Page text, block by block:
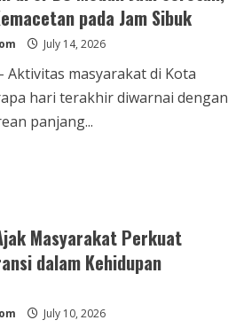
pada Jam Sibuk
July 14, 2026
Aktivitas masyarakat di Kota
hari terakhir diwarnai dengan
panjang...
Masyarakat Perkuat
dalam Kehidupan
July 10, 2026